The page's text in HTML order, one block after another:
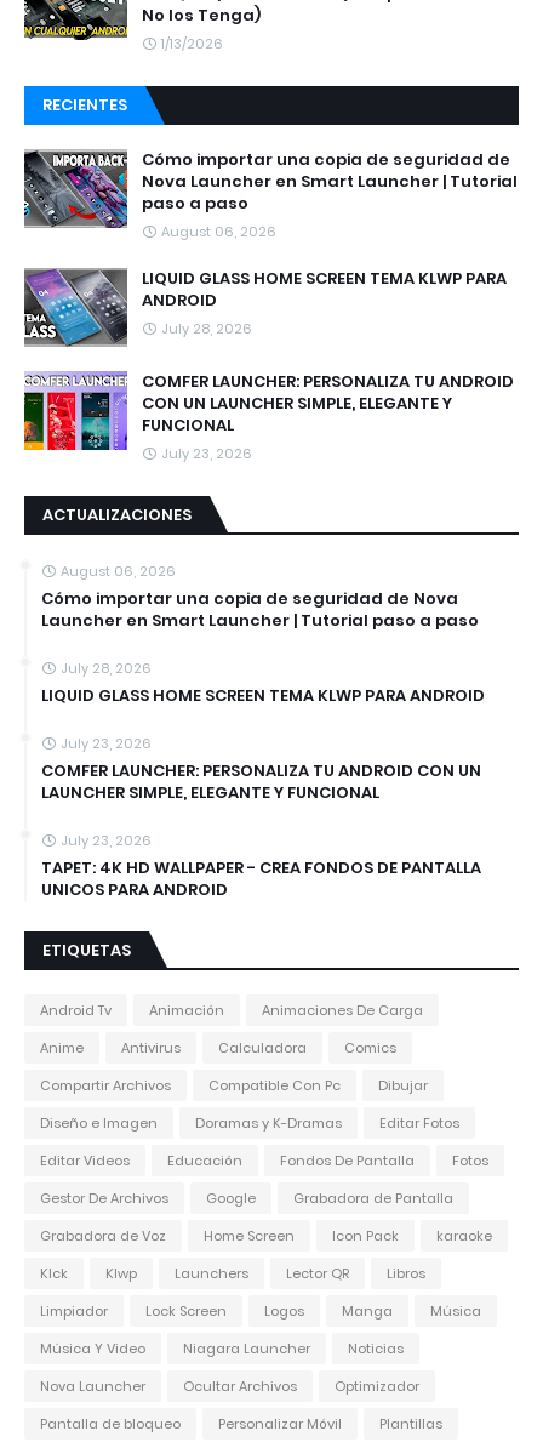
No los Tenga)
1/13/2026
RECIENTES
Cómo importar una copia de seguridad de
Nova Launcher en Smart Launcher | Tutorial
paso a paso
August 06, 2026
LIQUID GLASS HOME SCREEN TEMA KLWP PARA
ANDROID
July 28, 2026
COMFER LAUNCHER: PERSONALIZA TU ANDROID
CON UN LAUNCHER SIMPLE, ELEGANTE Y
FUNCIONAL
July 23, 2026
ACTUALIZACIONES
August 06, 2026
Cómo importar una copia de seguridad de Nova
Launcher en Smart Launcher | Tutorial paso a paso
July 28, 2026
LIQUID GLASS HOME SCREEN TEMA KLWP PARA ANDROID
July 23, 2026
COMFER LAUNCHER: PERSONALIZA TU ANDROID CON UN
LAUNCHER SIMPLE, ELEGANTE Y FUNCIONAL
July 23, 2026
TAPET: 4K HD WALLPAPER - CREA FONDOS DE PANTALLA
UNICOS PARA ANDROID
ETIQUETAS
Android Tv Animación
Animaciones De Carga
Anime
Antivirus Calculadora
Comics
Compartir Archivos
Compatible Con Pc
Dibujar
Diseño e Imagen
Doramas y K-Dramas
Editar Fotos
Editar Videos
Educación Fondos De Pantalla
Fotos
Gestor De Archivos
Google
Grabadora de Pantalla
Grabadora de Voz
Home Screen Icon Pack
karaoke
Klck
Klwp Launchers Lector QR
Libros
Limpiador
Lock Screen Logos Manga
Música
Música Y Video
Niagara Launcher
Noticias
Nova Launcher
Ocultar Archivos
Optimizador
Pantalla de bloqueo
Personalizar Móvil
Plantillas